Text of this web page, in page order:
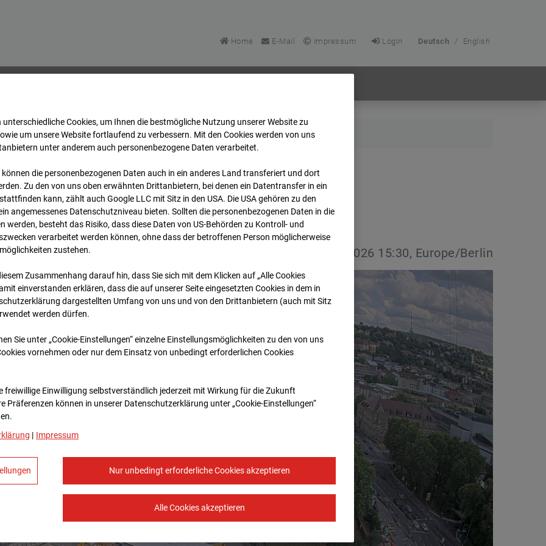
Home E-Mail Impressum Login Deutsch / English
-Cam4 Archiv 2026 07 08 15:30
-Cam4
08.07.2026 15:30, Europe/Berlin
unterschiedliche Cookies, um Ihnen die best­mögliche Nutzung unserer Website zu
um unsere Website fortlaufend zu verbessern. Mit den Cookies werden von uns
unter anderem auch personenbezogene Daten verarbeitet.
können die personenbezogenen Daten auch in ein anderes Land transferiert und dort
Zu den von uns oben erwähnten Drittanbietern, bei denen ein Datentransfer in ein
kann, zählt auch Google LLC mit Sitz in den USA. Die USA gehören zu den
angemessenes Datenschutzniveau bieten. Sollten die personenbezogenen Daten in die
werden, besteht das Risiko, dass diese Daten von US-Behörden zu Kontroll- und
verarbeitet werden können, ohne dass der betroffenen Person möglicherweise
zustehen.
Zusammenhang darauf hin, dass Sie sich mit dem Klicken auf „Alle Cookies
ein­ver­standen erklären, dass die auf unserer Seite eingesetzten Cookies in dem in
dargestellten Umfang von uns und von den Drittanbietern (auch mit Sitz
werden dürfen.
Sie unter „Cookie-Einstellungen“ einzelne Einstellungsmöglichkeiten zu den von uns
vornehmen oder nur dem Einsatz von unbedingt erforderlichen Cookies
freiwillige Einwilligung selbstverständlich jederzeit mit Wirkung für die Zukunft
Prä­fe­renzen können in unserer Datenschutzerklärung unter „Cookie-Einstellungen“
| Impressum
Nur unbedingt erforderliche Cookies akzeptieren
Alle Cookies akzeptieren